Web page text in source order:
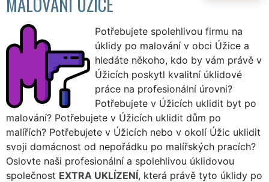
Potřebujete spolehlivou firmu na
úklidy po malování v obci Úžice a
hledáte někoho, kdo by vám právě v
Úžicích poskytl kvalitní úklidové
práce na profesionální úrovni?
Potřebujete v Úžicích uklidit byt po
malování? Potřebujete v Úžicích uklidit dům po
malířích? Potřebujete v Úžicích nebo v okolí Úžic uklidit
svoji domácnost od nepořádku po malířských pracích?
Oslovte naši profesionální a spolehlivou úklidovou
společnost EXTRA UKLÍZENÍ, která právě tyto úklidy po